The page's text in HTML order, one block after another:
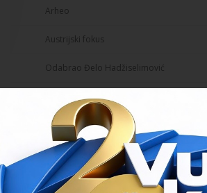
Arheo
Austrijski fokus
Odabrao Đelo Hadžiselimović
Retrospektiva Cristiana Mungiua
Prvi dan na